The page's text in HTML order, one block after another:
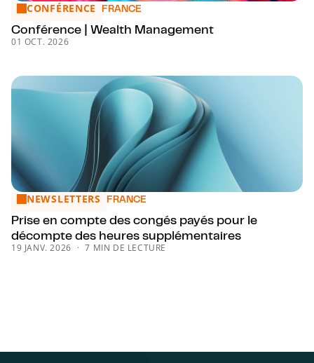
Conférence | Wealth Management
CONFÉRENCE FRANCE
Conférence | Wealth Management
01 OCT. 2026
Prise en compte des congés payés pour le décompte des
NEWSLETTERS FRANCE
Prise en compte des congés payés pour le
décompte des heures supplémentaires
19 JANV. 2026 7 MIN DE LECTURE